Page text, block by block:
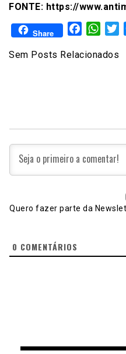
FONTE: https://
Share Facebook
Sem Posts Relacionados
Quero fazer parte da
0 COMENTÁRIOS